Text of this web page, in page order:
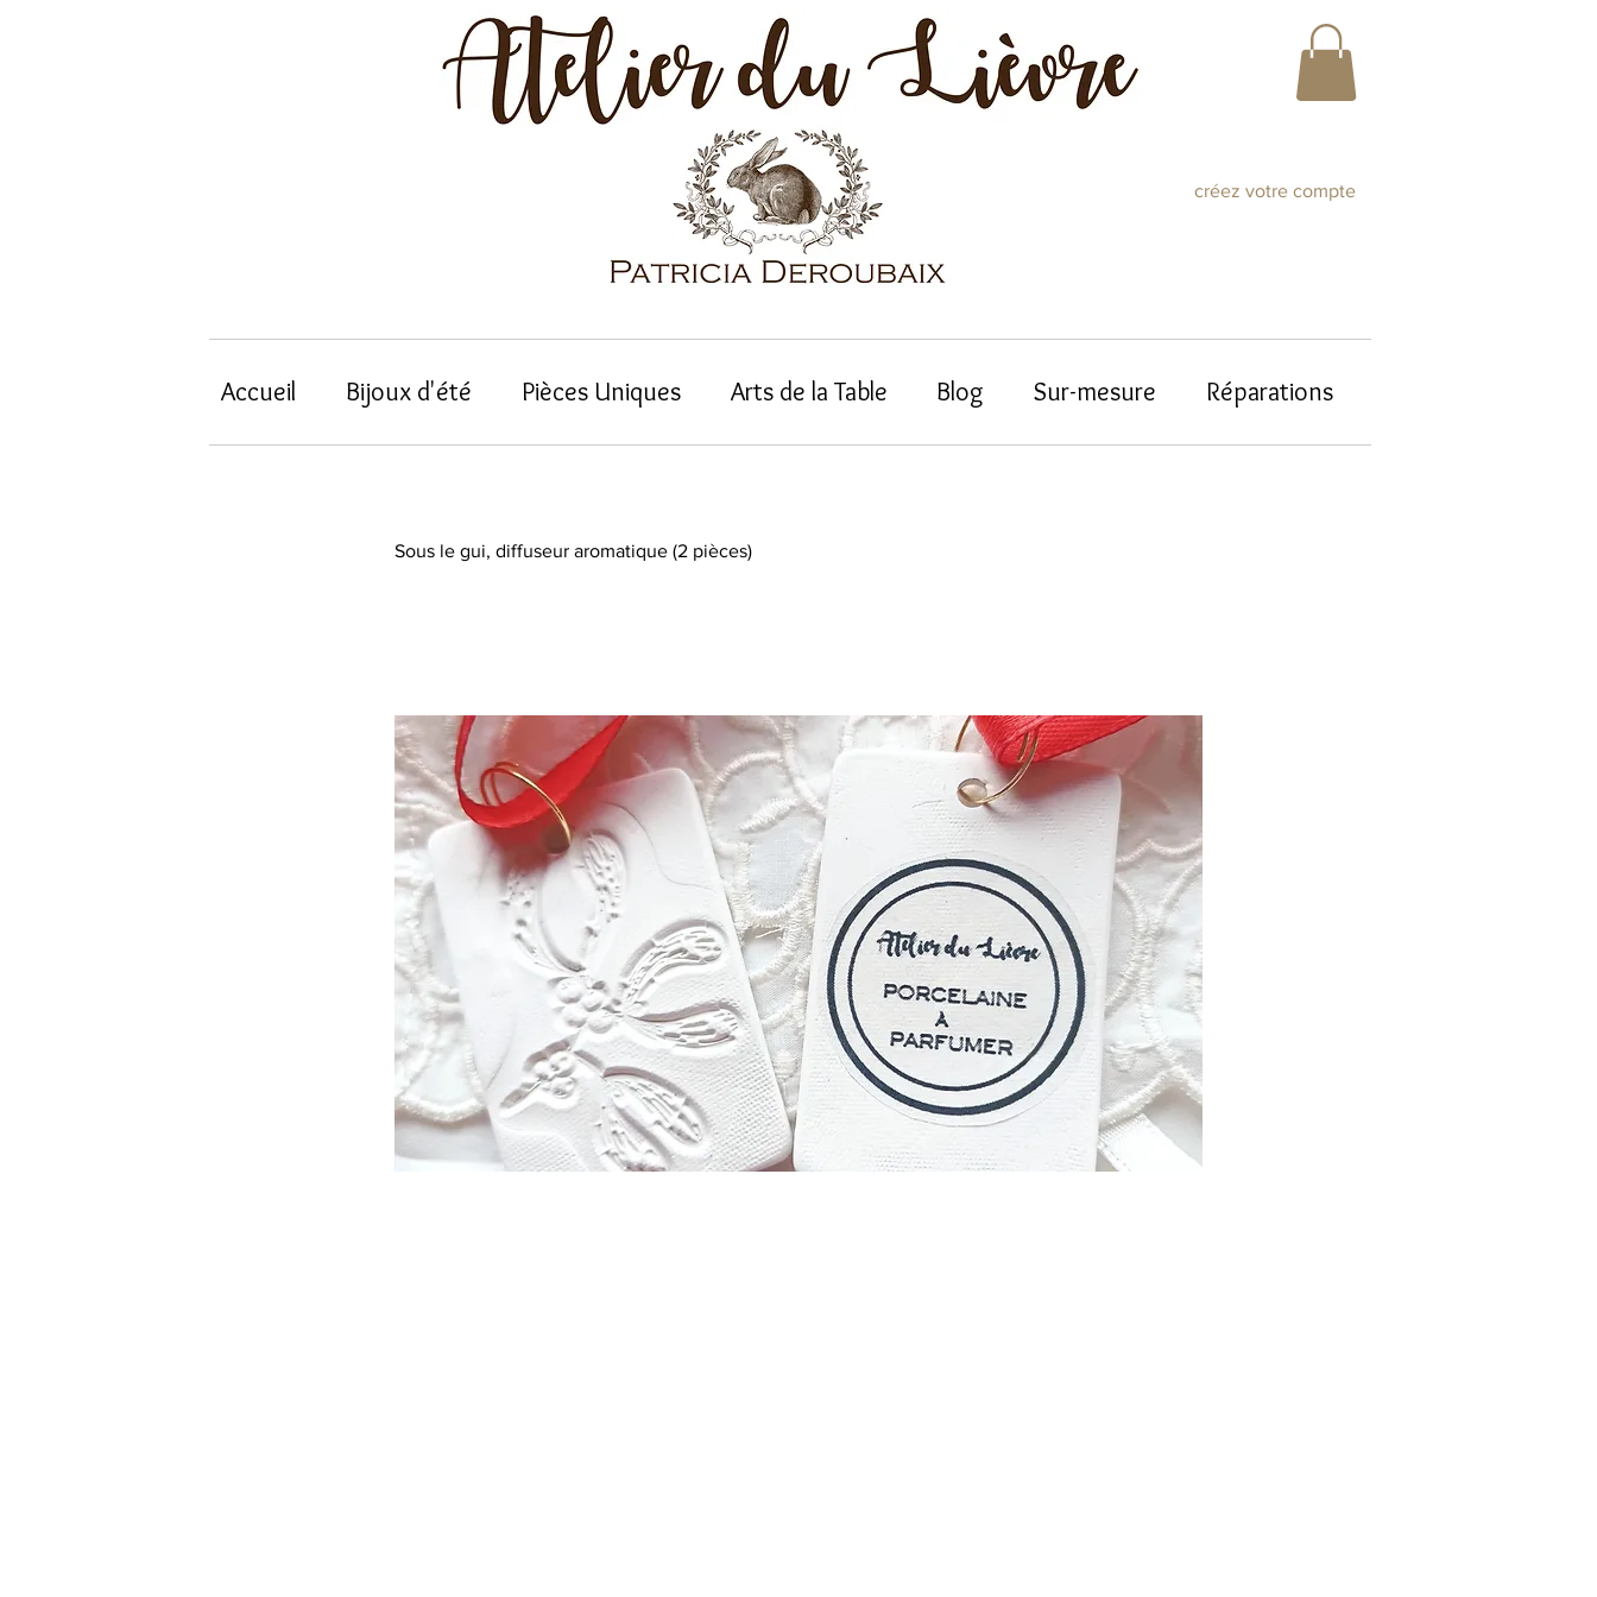
créez votre compte
Accueil Bijoux d'été Pièces Uniques Arts de la Table Blog Sur-mesure Réparations
Sous le gui, diffuseur aromatique (2 pièces)